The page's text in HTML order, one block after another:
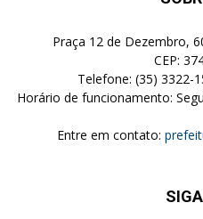
Praça 12 de Dezembro,
CEP:
Telefone: (35) 3322-
Horário de funcionamento:
Entre em contato: